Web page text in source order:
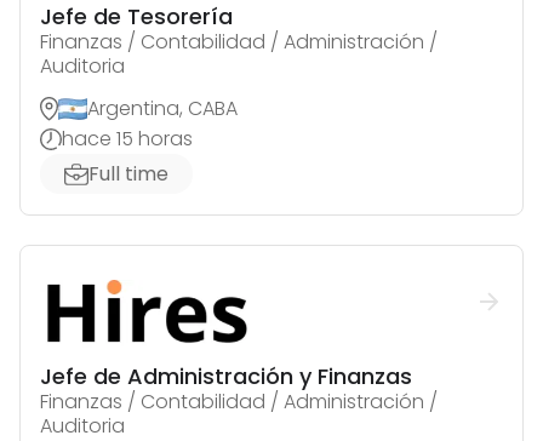
Jefe de Tesorería
Finanzas / Contabilidad / Administración /
Auditoria
Argentina, CABA
hace 15 horas
Full time
Jefe de Administración y Finanzas
Finanzas / Contabilidad / Administración /
Auditoria